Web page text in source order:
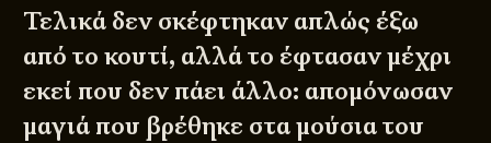
Τελικά δεν σκέφτηκαν απλώς έξω
από το κουτί, αλλά το έφτασαν μέχρι
εκεί που δεν πάει άλλο: απομόνωσαν
μαγιά που βρέθηκε στα μούσια του